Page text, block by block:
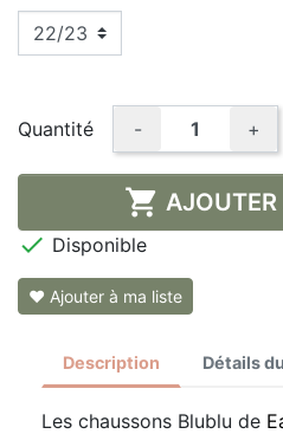
Quantité - +
 AJOUTER
 Disponible
❤ Ajouter à ma liste
Description Détails
Les chaussons Blublu de